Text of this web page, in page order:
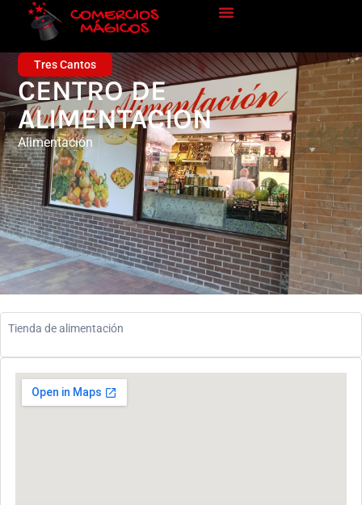
Tres Cantos
CENTRO DE
ALIMENTACION
Alimentación
Tienda de alimentación